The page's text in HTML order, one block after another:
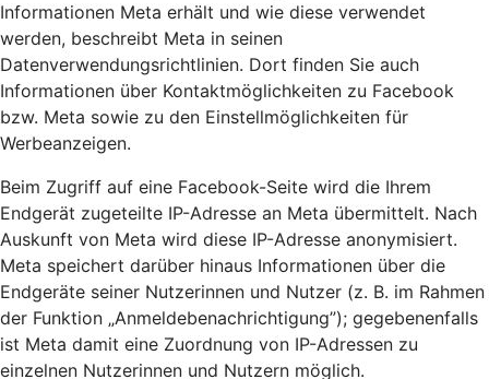
Informationen Meta erhält und wie diese verwendet
werden, beschreibt Meta in seinen
Datenverwendungsrichtlinien. Dort finden Sie auch
Informationen über Kontaktmöglichkeiten zu Facebook
bzw. Meta sowie zu den Einstellmöglichkeiten für
Werbeanzeigen.
Beim Zugriff auf eine Facebook-Seite wird die Ihrem
Endgerät zugeteilte IP-Adresse an Meta übermittelt. Nach
Auskunft von Meta wird diese IP-Adresse anonymisiert.
Meta speichert darüber hinaus Informationen über die
Endgeräte seiner Nutzerinnen und Nutzer (z. B. im Rahmen
der Funktion „Anmeldebenachrichtigung”); gegebenenfalls
ist Meta damit eine Zuordnung von IP-Adressen zu
einzelnen Nutzerinnen und Nutzern möglich.